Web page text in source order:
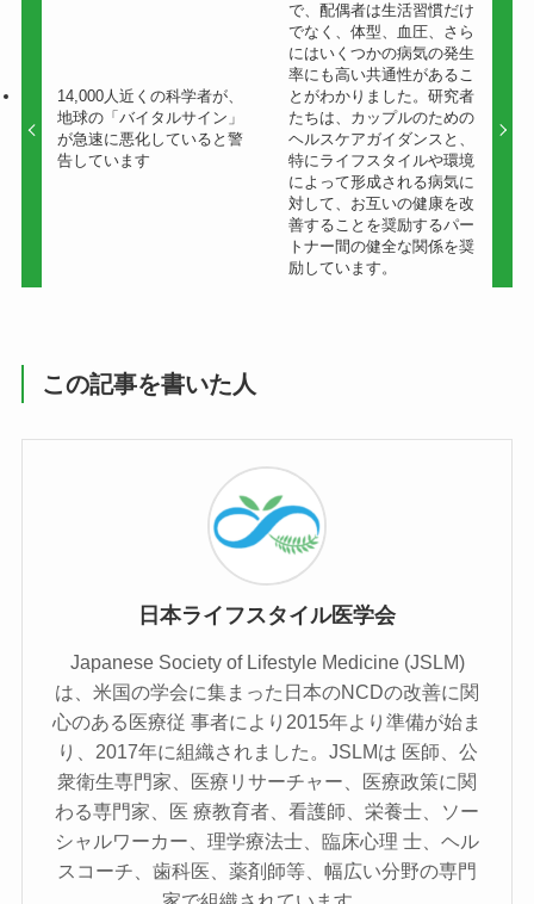
14,000人近くの科学者が、
地球の「バイタルサイン」
が急速に悪化していると警
告しています
で、配偶者は生活習慣だけ
でなく、体型、血圧、さら
にはいくつかの病気の発生
率にも高い共通性があるこ
とがわかりました。研究者
たちは、カップルのための
ヘルスケアガイダンスと、
特にライフスタイルや環境
によって形成される病気に
対して、お互いの健康を改
善することを奨励するパー
トナー間の健全な関係を奨
励しています。
この記事を書いた人
日本ライフスタイル医学会
Japanese Society of Lifestyle Medicine (JSLM)
は、⽶国の学会に集まった⽇本のNCDの改善に関
⼼のある医療従 事者により2015年より準備が始ま
り、2017年に組織されました。JSLMは 医師、公
衆衛⽣専⾨家、医療リサーチャー、医療政策に関
わる専⾨家、医 療教育者、看護師、栄養⼠、ソー
シャルワーカー、理学療法⼠、臨床⼼理 ⼠、ヘル
スコーチ、⻭科医、薬剤師等、幅広い分野の専⾨